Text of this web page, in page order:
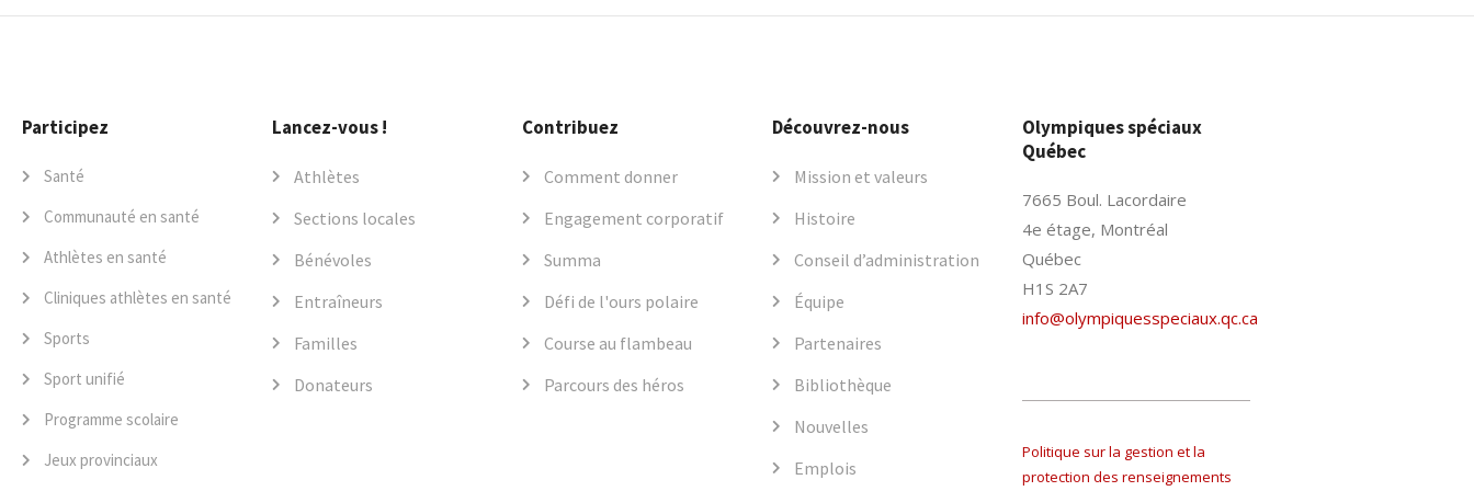
Participez
Santé
Communauté en santé
Athlètes en santé
Cliniques athlètes en santé
Sports
Sport unifié
Programme scolaire
Jeux provinciaux
Lancez-vous !
Athlètes
Sections locales
Bénévoles
Entraîneurs
Familles
Donateurs
Contribuez
Comment donner
Engagement corporatif
Summa
Défi de l'ours polaire
Course au flambeau
Parcours des héros
Découvrez-nous
Mission et valeurs
Histoire
Conseil d’administration
Équipe
Partenaires
Bibliothèque
Nouvelles
Emplois
Olympiques spéciaux
Québec
7665 Boul. Lacordaire
4e étage, Montréal
Québec
H1S 2A7
info@olympiquesspeciaux.qc.ca
Politique sur la gestion et la
protection des renseignements